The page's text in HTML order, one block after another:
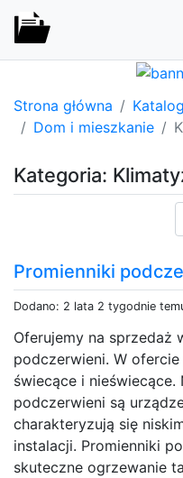
Strona główna Katalog
Dom i mieszkanie
Kategoria:
Promienniki
Dodano: 2 lata 2 tygodnie
Oferujemy na sprzedaż
podczerwieni. W
świecące i nieświecące.
podczerwieni są
charakteryzują się
instalacji. Promienniki
skuteczne ogrzewanie